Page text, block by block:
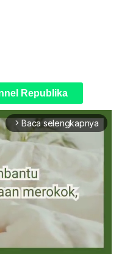
Republika
arrow_forward_ios Baca selengkapnya